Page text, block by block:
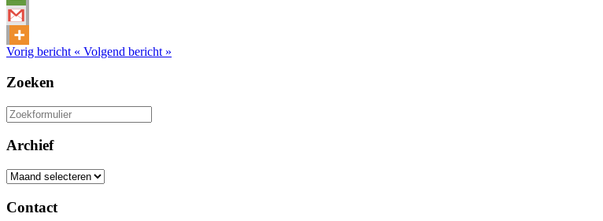
Vorig bericht « Volgend bericht »
Zoeken
Zoeken
naar:
Archief
Archief
Contact